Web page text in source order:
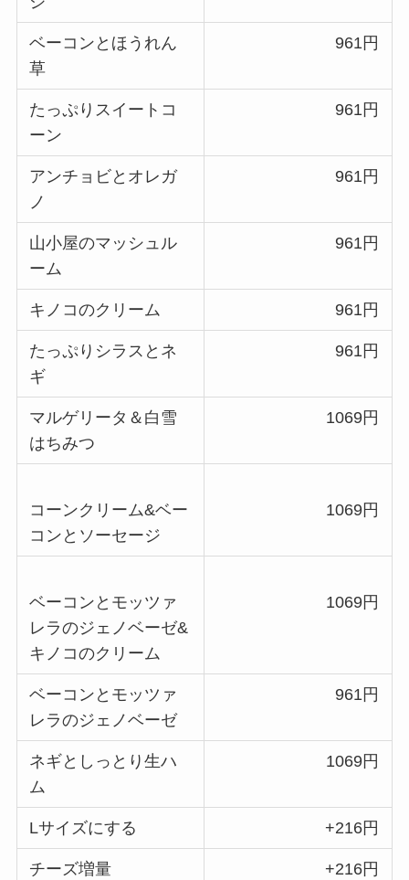
ベーコンとほうれん
草
961円
たっぷりスイートコ
ーン
961円
アンチョビとオレガ
ノ
961円
山小屋のマッシュル
ーム
961円
キノコのクリーム 961円
たっぷりシラスとネ
ギ
961円
マルゲリータ＆白雪
はちみつ
1069円
コーンクリーム&ベー
コンとソーセージ
1069円
ベーコンとモッツァ
レラのジェノベーゼ&
キノコのクリーム
1069円
ベーコンとモッツァ
レラのジェノベーゼ
961円
ネギとしっとり生ハ
ム
1069円
Lサイズにする +216円
チーズ増量 +216円